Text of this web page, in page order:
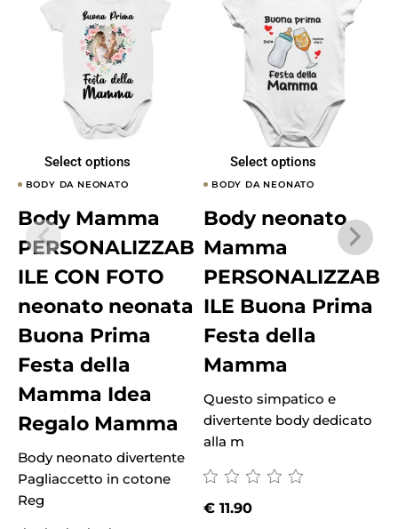
Select options
BODY DA NEONATO
Body Mamma
PERSONALIZZAB
ILE CON FOTO
neonato neonata
Buona Prima
Festa della
Mamma Idea
Regalo Mamma
Body neonato divertente
Pagliaccetto in cotone
Reg
Select options
BODY DA NEONATO
Body neonato
Mamma
PERSONALIZZAB
ILE Buona Prima
Festa della
Mamma
Questo simpatico e
divertente body dedicato
alla m
€ 11.90